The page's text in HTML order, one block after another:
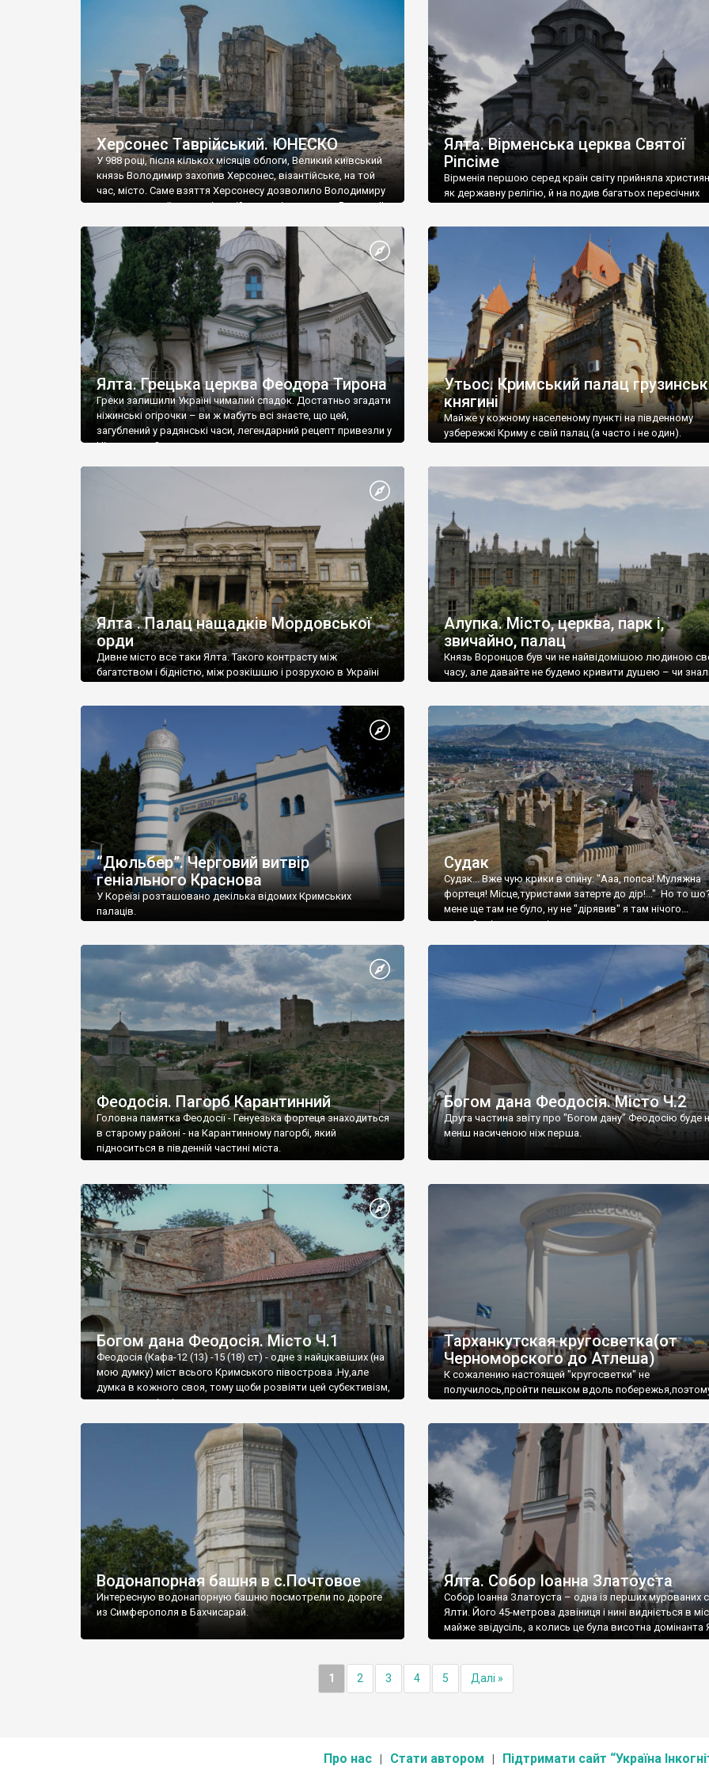
візантійської доби. Раритети викрадені з фондів об’єкту
культурної спадщини ЮНЕСКО «Херсонеса Таврійського».
Офіційно – на виставку «Золото Візантії», але експерти та
влада в Україні вважають це лише […]
називаються «повстяками» (postaki)…” “Вино. Крим
виробляє відмінне вино і його вдосталь: воно все
легке біле і дуже […]
Херсонес Таврійський. ЮНЕСКО
У 988 році, після кількох місяців облоги, Великий київський
князь Володимир захопив Херсонес, візантійське, на той
час, місто. Саме взяття Херсонесу дозволило Володимиру
диктувати свої умови візантійському імператору Василю ІІ,
Херсонесі Володимир-язичник, став Василем-
християнином. А потім було Хрещення Русі. На честь
Херсонесу Таврійського названо місто […]
Ялта. Вірменська церква Святої
Ріпсіме
Вірменія першою серед країн світу прийняла
як державну релігію, й на подив багатьох пересічних
Ялта. Грецька церква Феодора Тирона
Греки залишили Україні чималий спадок. Достатньо згадати
ніжинські огірочки – ви ж мабуть всі знаєте, що цей,
загублений у радянські часи, легендарний рецепт привезли у
Ніжин греки?
Утьос. Кримський палац
княгині
Майже у кожному населеному пункті на південному
узбережжі Криму є свій палац (а часто і не один).
Ялта . Палац нащадків Мордовської
орди
Дивне місто все таки Ялта. Такого контрасту між
багатством і бідністю, між розкішшю і розрухою в Україні
Алупка. Місто, церква, парк і,
звичайно, палац
Князь Воронцов був чи не найвідомішою людиною
часу, але давайте не будемо кривити душею – чи
“Дюльбер”. Черговий витвір
геніального Краснова
У Кореїзі розташовано декілька відомих Кримських
палаців.
Судак
Судак... Вже чую крики в спину: "Ааа, попса! Муляжна
фортеця! Місце,туристами затерте до дір!..." Но то
мене ще там не було, ну не "дірявив" я там нічого...
принаймні до цього літа.
Феодосія. Пагорб Карантинний
Головна памятка Феодосії - Генуезька фортеця знаходиться
в старому районі - на Карантинному пагорбі, який
підноситься в південній частині міста.
Богом дана Феодосія. Місто Ч.2
Друга частина звіту про "Богом дану" Феодосію буде
менш насиченою ніж перша.
Богом дана Феодосія. Місто Ч.1
Феодосія (Кафа-12 (13) -15 (18) ст) - одне з найцікавіших (на
мою думку) міст всього Кримського півострова .Ну,але
думка в кожного своя, тому щоби розвіяти цей субєктивізм,
запрошую відвідати це
Тарханкутская кругосветка(от
Черноморского до Атлеша)
К сожалению настоящей "кругосветки" не
получилось,пройти пешком вдоль
Водонапорная башня в с.Почтовое
Интересную водонапорную башню посмотрели по дороге
из Симферополя в Бахчисарай.
Ялта. Собор Іоанна Златоуста
Собор Іоанна Златоуста – одна із перших мурованих
Ялти. Його 45-метрова дзвіниця і нині видніється в
майже звідусіль, а колись це була висотна домінанта
1 2 3 4 5 Далі »
Про нас Стати автором Підтримати сайт “Україна